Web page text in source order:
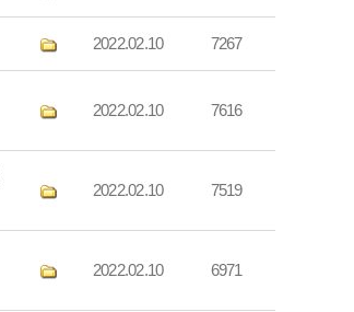
2022.02.10 7267
2022.02.10 7616
2022.02.10 7519
2022.02.10 6971